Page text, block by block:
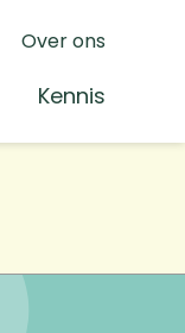
Kennis
Zoeken
Over ons